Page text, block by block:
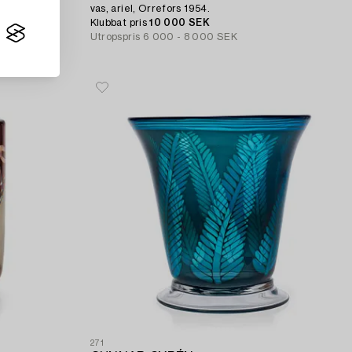
vas, ariel, Orrefors 1954.
Klubbat pris10 000 SEK
Utropspris 6 000 - 8 000 SEK
271